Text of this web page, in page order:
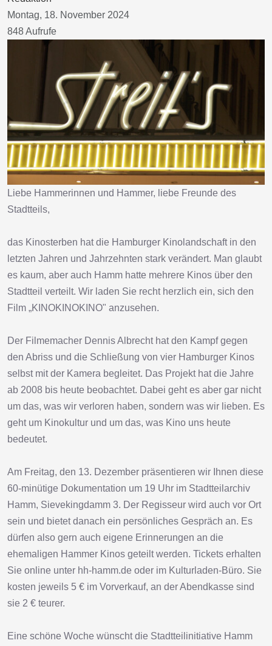
Montag, 18. November 2024
848 Aufrufe
Liebe Hammerinnen und Hammer, liebe Freunde des
Stadtteils,
das Kinosterben hat die Hamburger Kinolandschaft in den
letzten Jahren und Jahrzehnten stark verändert. Man glaubt
es kaum, aber auch Hamm hatte mehrere Kinos über den
Stadtteil verteilt. Wir laden Sie recht herzlich ein, sich den
Film „KINOKINOKINO" anzusehen.
Der Filmemacher Dennis Albrecht hat den Kampf gegen
den Abriss und die Schließung von vier Hamburger Kinos
selbst mit der Kamera begleitet. Das Projekt hat die Jahre
ab 2008 bis heute beobachtet. Dabei geht es aber gar nicht
um das, was wir verloren haben, sondern was wir lieben. Es
geht um Kinokultur und um das, was Kino uns heute
bedeutet.
Am Freitag, den 13. Dezember präsentieren wir Ihnen diese
60-minütige Dokumentation um 19 Uhr im Stadtteilarchiv
Hamm, Sievekingdamm 3. Der Regisseur wird auch vor Ort
sein und bietet danach ein persönliches Gespräch an. Es
dürfen also gern auch eigene Erinnerungen an die
ehemaligen Hammer Kinos geteilt werden. Tickets erhalten
Sie online unter hh-hamm.de oder im Kulturladen-Büro. Sie
kosten jeweils 5 € im Vorverkauf, an der Abendkasse sind
sie 2 € teurer.
Eine schöne Woche wünscht die Stadtteilinitiative Hamm